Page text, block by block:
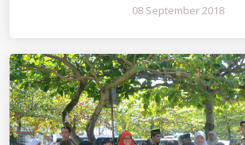
08 September 2018